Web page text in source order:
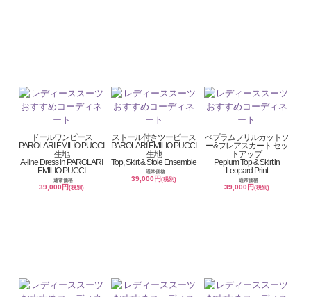
ドールワンピース
PAROLARI EMILIO PUCCI
生地
A-line Dress in PAROLARI
EMILIO PUCCI
通常価格
39,000円(税別)
ストール付きツーピース
PAROLARI EMILIO PUCCI
生地
Top, Skirt & Stole Ensemble
通常価格
39,000円(税別)
ぺプラムフリルカットソ
ー&フレアスカート セッ
トアップ
Peplum Top & Skirt in
Leopard Print
通常価格
39,000円 (税別)